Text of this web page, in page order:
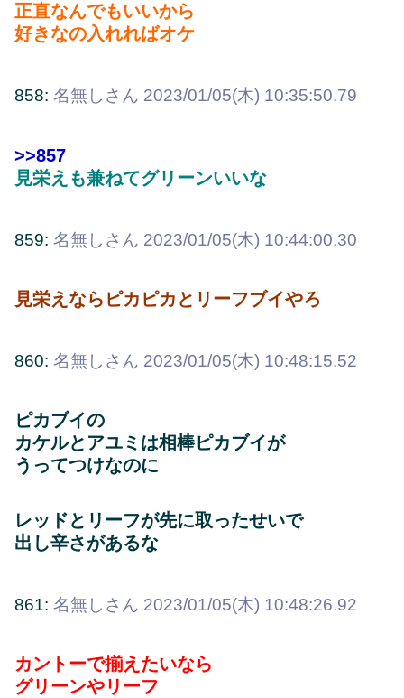
正直なんでもいいから
好きなの入れればオケ
858: 名無しさん 2023/01/05(木) 10:35:50.79
>>857
見栄えも兼ねてグリーンいいな
859: 名無しさん 2023/01/05(木) 10:44:00.30
見栄えならピカピカとリーフブイやろ
860: 名無しさん 2023/01/05(木) 10:48:15.52
ピカブイの
カケルとアユミは相棒ピカブイが
うってつけなのに
レッドとリーフが先に取ったせいで
出し辛さがあるな
861: 名無しさん 2023/01/05(木) 10:48:26.92
カントーで揃えたいなら
グリーンやリーフ